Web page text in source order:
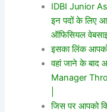
IDBI Junior
इन पदों के लिए
ऑफिसियल
इसका लिंक आपको
वहां जाने के
Manager
जिस पर आपको